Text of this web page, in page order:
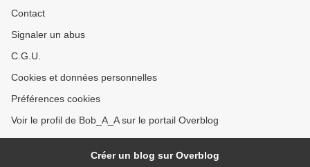
Contact
Signaler un abus
C.G.U.
Cookies et données personnelles
Préférences cookies
Voir le profil de Bob_A_A sur le portail Overblog
Créer un blog sur Overblog